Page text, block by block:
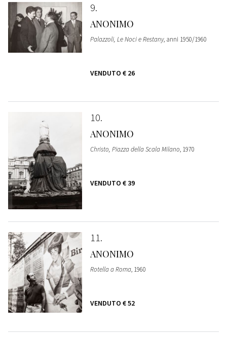
9
ANONIMO
Palazzoli, Le Noci e Restany, anni 1950/1960
VENDUTO € 26
10
ANONIMO
Christo, Piazza della Scala Milano, 1970
VENDUTO € 39
11
ANONIMO
Rotella a Roma, 1960
VENDUTO € 52